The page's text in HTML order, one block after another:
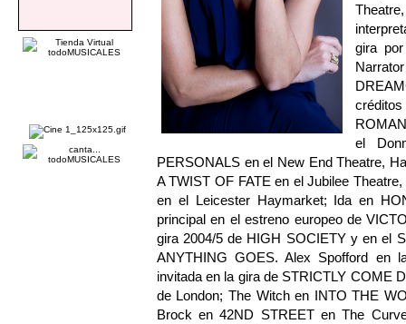
gira
el
PERSONALS en el New End Theatre,
A TWIST OF FATE en el Jubilee
en el Leicester Haymarket; Ida en
principal en el estreno europeo de
gira 2004/5 de HIGH SOCIETY y en el
ANYTHING GOES. Alex Spofford en
invitada en la gira de STRICTLY COME
de London; The Witch en INTO THE
Brock en 42ND STREET en The